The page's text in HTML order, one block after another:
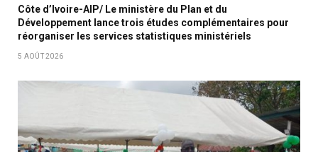
Côte d’Ivoire-AIP/ Le ministère du Plan et du
Développement lance trois études complémentaires pour
réorganiser les services statistiques ministériels
5 AOÛT 2026